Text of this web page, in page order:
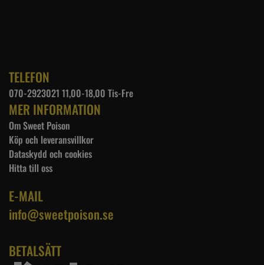
TELEFON
070-2923021 11,00-18,00 Tis-Fre
MER INFORMATION
Om Sweet Poison
Köp och leveransvillkor
Dataskydd och cookies
Hitta till oss
E-MAIL
info@sweetpoison.se
BETALSÄTT